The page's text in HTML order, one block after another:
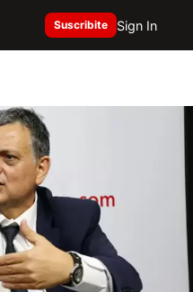
Suscribite Sign In